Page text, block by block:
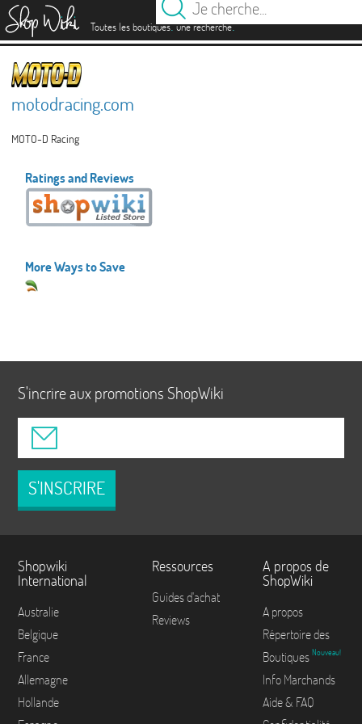
Toutes les boutiques.une recherche.
motodracing.com
MOTO-D Racing
Ratings and Reviews
More Ways to Save
S'incrire aux promotions ShopWiki
S'INSCRIRE
Shopwiki
International
Australie
Belgique
France
Allemagne
Hollande
Ressources
Guides d'achat
Reviews
A propos de
ShopWiki
A propos
Répertoire des
Boutiques Nouveau!
Info Marchands
Aide & FAQ